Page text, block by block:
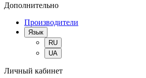
Дополнительно
Производители
Язык
RU
UA
Личный кабинет